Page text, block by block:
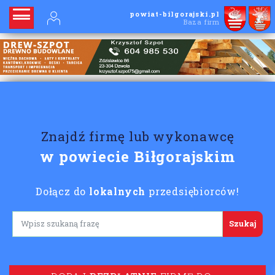
powiat-bilgorajski.pl
Baza firm
Znajdź firmę lub wykonawcę
w powiecie Biłgorajskim
Dołącz do lokalnych przedsiębiorców!
Lorem ipsum